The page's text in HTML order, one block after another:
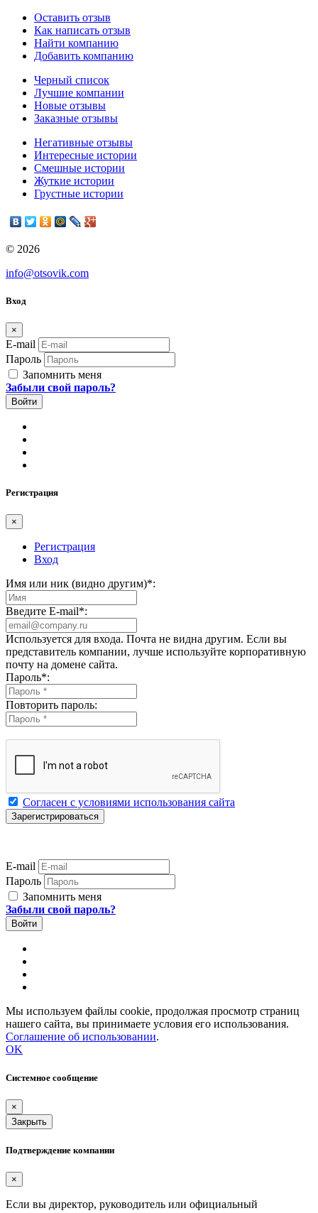
Оставить отзыв
Как написать отзыв
Найти компанию
Добавить компанию
Черный список
Лучшие компании
Новые отзывы
Заказные отзывы
Негативные отзывы
Интересные истории
Смешные истории
Жуткие истории
Грустные истории
© 2026
info@otsovik.com
Вход
×
E-mail
Пароль
Запомнить меня
Забыли свой пароль?
Регистрация
×
Регистрация
Вход
Имя или ник (видно другим)*:
Введите E-mail*:
Используется для входа. Почта не видна другим. Если вы
представитель компании, лучше используйте корпоративную
почту на домене сайта.
Пароль*:
Повторить пароль:
Согласен с условиями использования сайта
E-mail
Пароль
Запомнить меня
Забыли свой пароль?
Мы используем файлы cookie, продолжая просмотр страниц
нашего сайта, вы принимаете условия его использования.
Соглашение об использовании.
OK
Системное сообщение
×
Закрыть
Подтверждение компании
×
Если вы директор, руководитель или официальный